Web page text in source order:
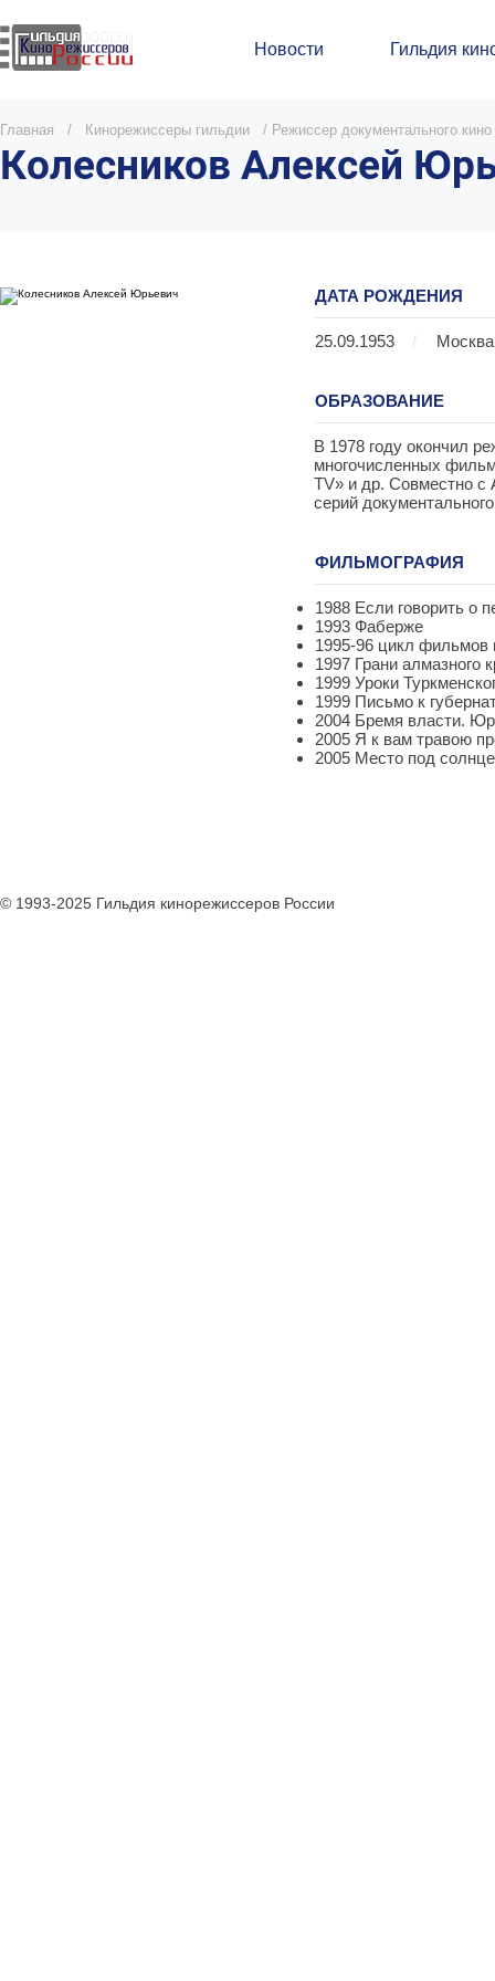
Новости Гильдия
Главная / Кинорежиссеры гильдии / Режиссер документального кино
Колесников Алексей
ДАТА РОЖДЕНИЯ
25.09.1953 / Москва
ОБРАЗОВАНИЕ
В 1978 году окончил
многочисленных
ТV» и др. Совместно с
серий
ФИЛЬМОГРАФИЯ
1988 Если говорить о
1993 Фаберже
1995-96 цикл фильмов
1997 Грани алмазного
1999 Уроки
1999 Письмо к
2004 Бремя власти.
2005 Я к вам травою
2005 Место под
© 1993-2025 Гильдия кинорежиссеров России